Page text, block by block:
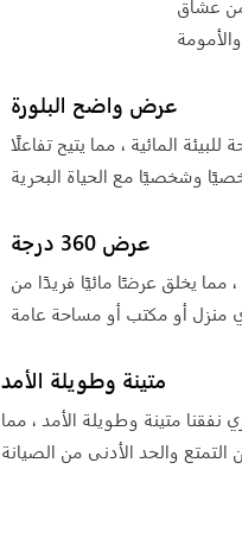
من عشاق
عرض واضح البلورة
المائية ، مما يتيح تفاعلًا
عرض 360 درجة
النفق بمشاهدة 360 درجة ، مما يخلق عرضًا مائيًا فريدًا من
متينة وطويلة الأمد
متينة وطويلة الأمد ، مما